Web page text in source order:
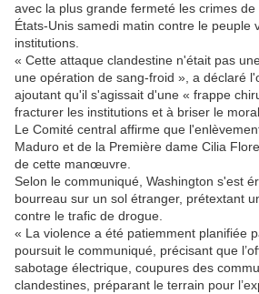
avec la plus grande fermeté les crimes
États-Unis samedi matin contre le peuple
institutions.
« Cette attaque clandestine n'était pas
une opération de sang-froid », a déclaré
ajoutant qu'il s'agissait d'une « frappe
fracturer les institutions et à briser le
Le Comité central affirme que
Maduro et de la Première dame Cilia
de cette manœuvre.
Selon le communiqué, Washington s'est
bourreau sur un sol étranger, prétextant
contre le trafic de drogue.
« La violence a été patiemment planifiée
poursuit le communiqué, précisant que
sabotage électrique, coupures des
clandestines, préparant le terrain pour